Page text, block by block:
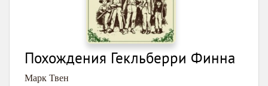
Похождения Гекльберри Финна
Марк Твен